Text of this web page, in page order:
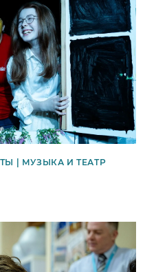
| МУЗЫКА И ТЕАТР